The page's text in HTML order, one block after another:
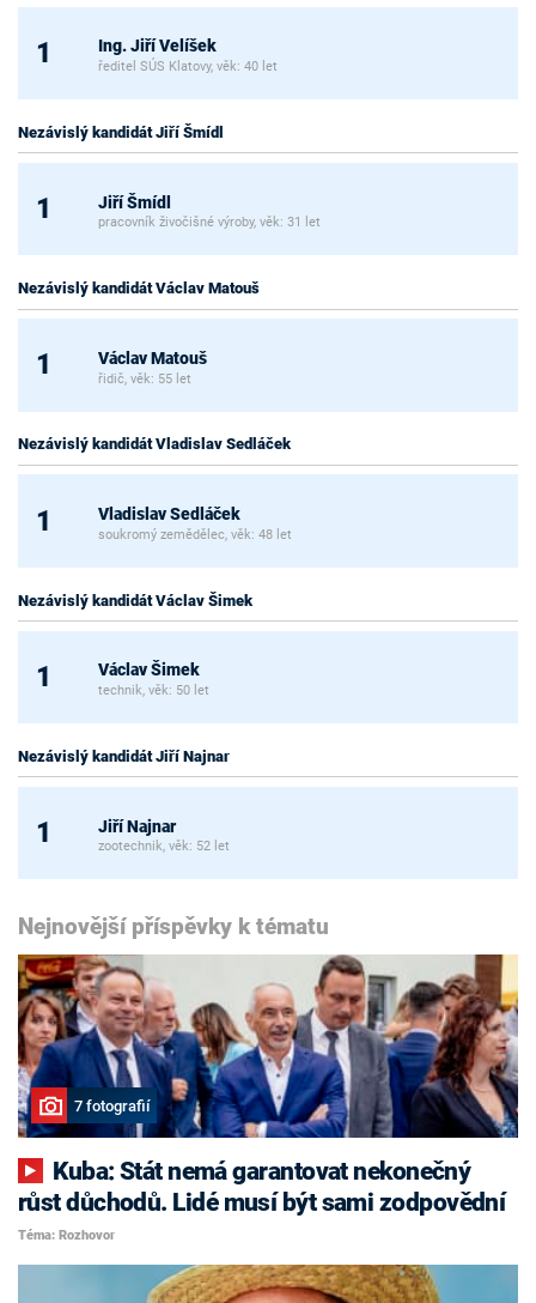
1 Ing. Jiří Velíšek
ředitel SÚS Klatovy, věk: 40 let
Nezávislý kandidát Jiří Šmídl
1 Jiří Šmídl
pracovník živočišné výroby, věk: 31 let
Nezávislý kandidát Václav Matouš
1 Václav Matouš
řidič, věk: 55 let
Nezávislý kandidát Vladislav Sedláček
1 Vladislav Sedláček
soukromý zemědělec, věk: 48 let
Nezávislý kandidát Václav Šimek
1 Václav Šimek
technik, věk: 50 let
Nezávislý kandidát Jiří Najnar
1 Jiří Najnar
zootechnik, věk: 52 let
Nejnovější příspěvky k tématu
7 fotografií
růst důchodů. Lidé musí být sami zodpovědní
Téma: Rozhovor